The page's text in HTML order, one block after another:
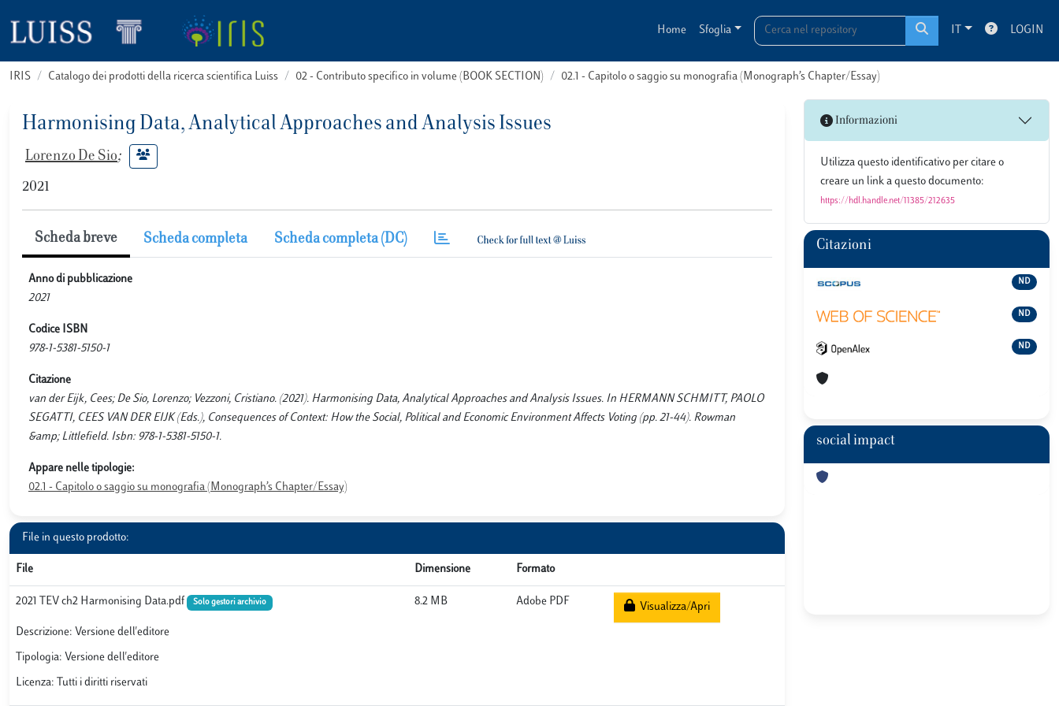
Home Sfoglia IT LOGIN
IRIS Catalogo dei prodotti della ricerca scientifica Luiss 02 - Contributo specifico in volume (BOOK SECTION) 02.1 - Capitolo o saggio su monografia (Monograph’s Chapter/Essay)
Harmonising Data, Analytical Approaches and Analysis Issues
Lorenzo De Sio;
2021
Scheda breve Scheda completa Scheda completa (DC)
Anno di pubblicazione
2021
Codice ISBN
978-1-5381-5150-1
Citazione
van der Eijk, Cees; De Sio, Lorenzo; Vezzoni, Cristiano. (2021). Harmonising Data, Analytical Approaches and Analysis Issues. In HERMANN SCHMITT, PAOLO
SEGATTI, CEES VAN DER EIJK (Eds.), Consequences of Context: How the Social, Political and Economic Environment Affects Voting (pp. 21-44). Rowman
&amp; Littlefield. Isbn: 978-1-5381-5150-1.
Appare nelle tipologie:
02.1 - Capitolo o saggio su monografia (Monograph’s Chapter/Essay)
File in questo prodotto:
File Dimensione Formato
2021 TEV ch2 Harmonising Data.pdf Solo gestori archivio
Descrizione: Versione dell'editore
Tipologia: Versione dell'editore
Licenza: Tutti i diritti riservati
8.2 MB Adobe PDF Visualizza/Apri
Informazioni
Utilizza questo identificativo per citare o
creare un link a questo documento:
https://hdl.handle.net/11385/212635
Citazioni
ND
ND
ND
social impact